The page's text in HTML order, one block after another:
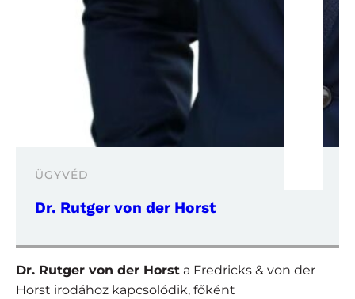
ÜGYVÉD
Dr. Rutger von der Horst
Dr. Rutger von der Horst a Fredricks & von der
Horst irodához kapcsolódik, főként